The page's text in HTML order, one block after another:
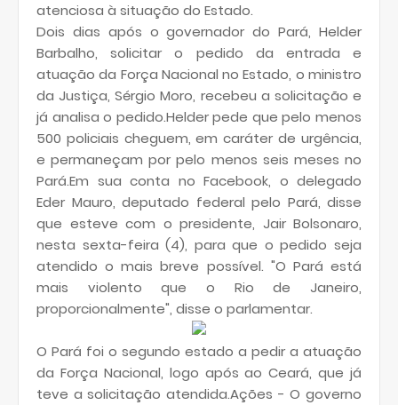
atenciosa à situação do Estado.
Dois dias após o governador do Pará, Helder
Barbalho, solicitar o pedido da entrada e
atuação da Força Nacional no Estado, o ministro
da Justiça, Sérgio Moro, recebeu a solicitação e
já analisa o pedido.Helder pede que pelo menos
500 policiais cheguem, em caráter de urgência,
e permaneçam por pelo menos seis meses no
Pará.Em sua conta no Facebook, o delegado
Eder Mauro, deputado federal pelo Pará, disse
que esteve com o presidente, Jair Bolsonaro,
nesta sexta-feira (4), para que o pedido seja
atendido o mais breve possível. "O Pará está
mais violento que o Rio de Janeiro,
proporcionalmente", disse o parlamentar.
O Pará foi o segundo estado a pedir a atuação
da Força Nacional, logo após ao Ceará, que já
teve a solicitação atendida.Ações - O governo